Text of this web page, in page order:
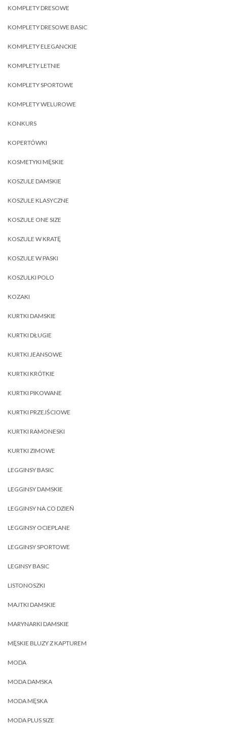
KOMPLETY DRESOWE
KOMPLETY DRESOWE BASIC
KOMPLETY ELEGANCKIE
KOMPLETY LETNIE
KOMPLETY SPORTOWE
KOMPLETY WELUROWE
KONKURS
KOPERTÓWKI
KOSMETYKI MĘSKIE
KOSZULE DAMSKIE
KOSZULE KLASYCZNE
KOSZULE ONE SIZE
KOSZULE W KRATĘ
KOSZULE W PASKI
KOSZULKI POLO
KOZAKI
KURTKI DAMSKIE
KURTKI DŁUGIE
KURTKI JEANSOWE
KURTKI KRÓTKIE
KURTKI PIKOWANE
KURTKI PRZEJŚCIOWE
KURTKI RAMONESKI
KURTKI ZIMOWE
LEGGINSY BASIC
LEGGINSY DAMSKIE
LEGGINSY NA CO DZIEŃ
LEGGINSY OCIEPLANE
LEGGINSY SPORTOWE
LEGINSY BASIC
LISTONOSZKI
MAJTKI DAMSKIE
MARYNARKI DAMSKIE
MĘSKIE BLUZY Z KAPTUREM
MODA
MODA DAMSKA
MODA MĘSKA
MODA PLUS SIZE